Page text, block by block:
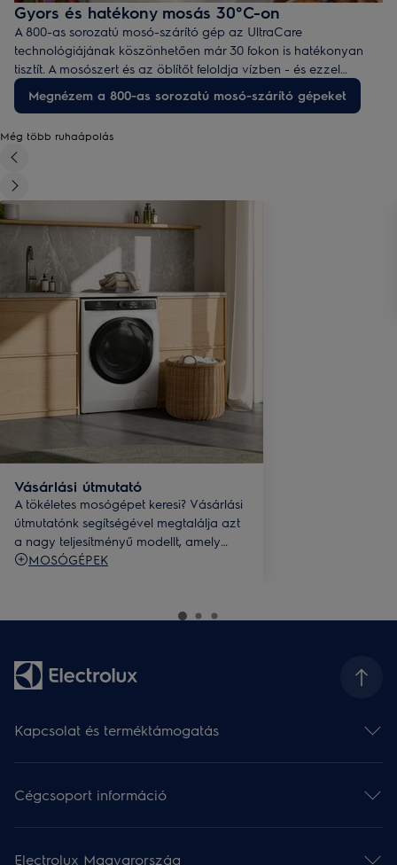
Gyors és hatékony mosás 30°C-on
A 800-as sorozatú mosó-szárító gép az UltraCare
technológiájának köszönhetően már 30 fokon is hatékonyan
tisztít. A mosószert és az öblítőt feloldja vízben - és ezzel
aktiválja tisztítóerejüket - mielőtt a ruhákra permetezné. Az
alapos és egyenletes szárítás során pedig nem mennek össze a
Megnézem a 800-as sorozatú mosó-szárító gépeket
Még több ruhaápolás
Vásárlási útmutató
A tökéletes mosógépet keresi? Vásárlási
útmutatónk segítségével megtalálja azt
a nagy teljesítményű modellt, amely
megfelel ruhatárának és mosási
MOSÓGÉPEK
Kapcsolat és terméktámogatás
Hírlevél
Terméktámogatás
Termékregisztráció
Használati útmutatók
Cégcsoport információ
Pénzügyi információk (angol)
Electrolux Magyarország